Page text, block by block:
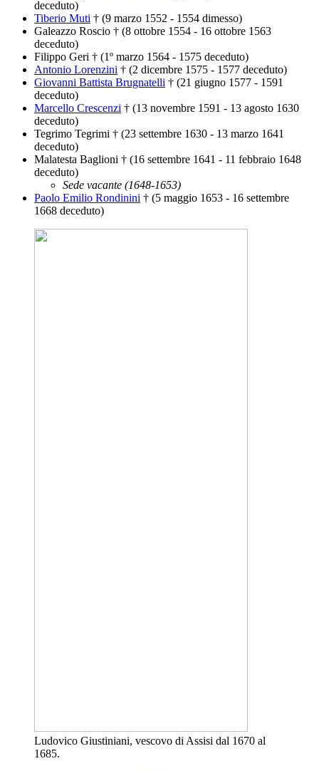
deceduto)
Tiberio Muti † (9 marzo 1552 - 1554 dimesso)
Galeazzo Roscio † (8 ottobre 1554 - 16 ottobre 1563
deceduto)
Filippo Geri † (1º marzo 1564 - 1575 deceduto)
Antonio Lorenzini † (2 dicembre 1575 - 1577 deceduto)
Giovanni Battista Brugnatelli † (21 giugno 1577 - 1591
deceduto)
Marcello Crescenzi † (13 novembre 1591 - 13 agosto 1630
deceduto)
Tegrimo Tegrimi † (23 settembre 1630 - 13 marzo 1641
deceduto)
Malatesta Baglioni † (16 settembre 1641 - 11 febbraio 1648
deceduto)
Sede vacante (1648-1653)
Paolo Emilio Rondinini † (5 maggio 1653 - 16 settembre
1668 deceduto)
Ludovico Giustiniani, vescovo di Assisi dal 1670 al
1685.